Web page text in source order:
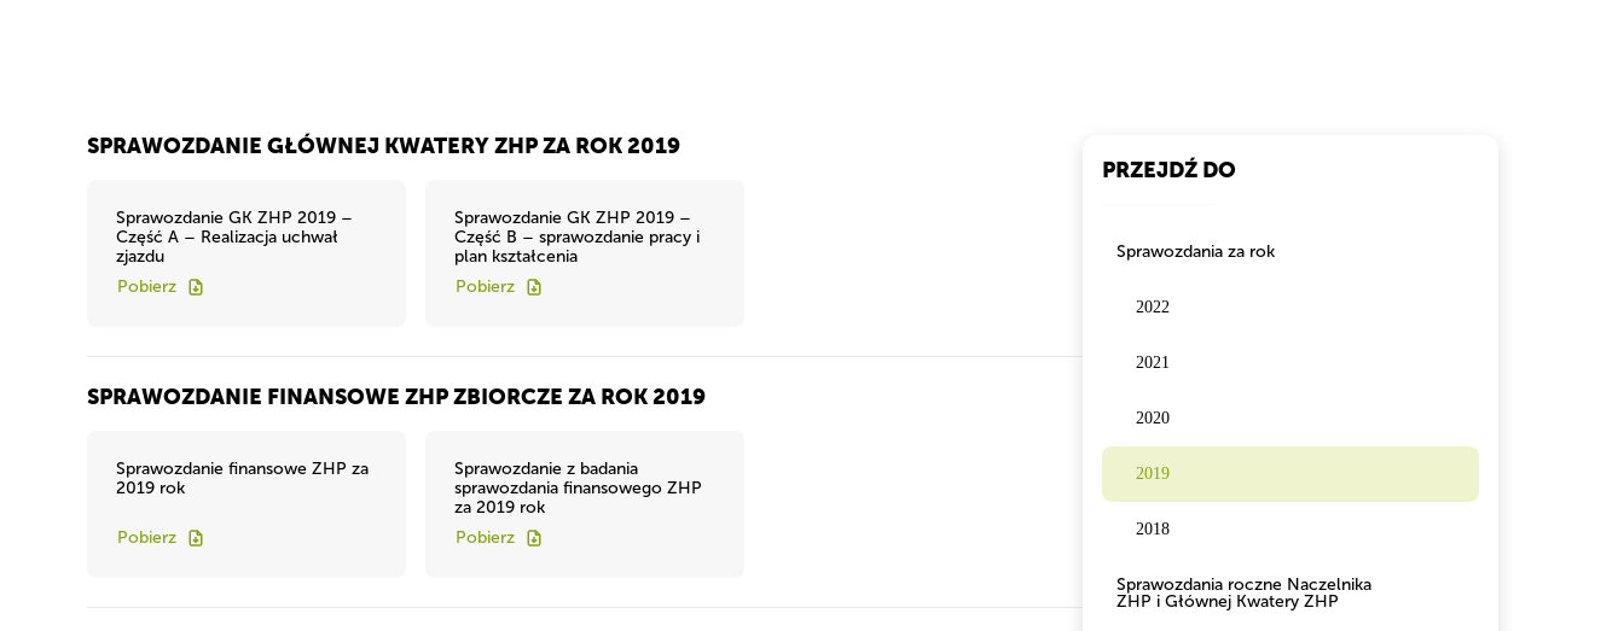
SPRAWOZDANIE GŁÓWNEJ KWATERY ZHP ZA ROK 2019
Sprawozdanie GK ZHP 2019 –
Część A – Realizacja uchwał
zjazdu
Pobierz
Sprawozdanie GK ZHP 2019 –
Część B – sprawozdanie pracy i
plan kształcenia
Pobierz
SPRAWOZDANIE FINANSOWE ZHP ZBIORCZE ZA ROK 2019
Sprawozdanie finansowe ZHP za
2019 rok
Pobierz
Sprawozdanie z badania
sprawozdania finansowego ZHP
za 2019 rok
Pobierz
PRZEJDŹ DO
Sprawozdania za rok
2022
2021
2020
2019
2018
Sprawozdania roczne Naczelnika
ZHP i Głównej Kwatery ZHP